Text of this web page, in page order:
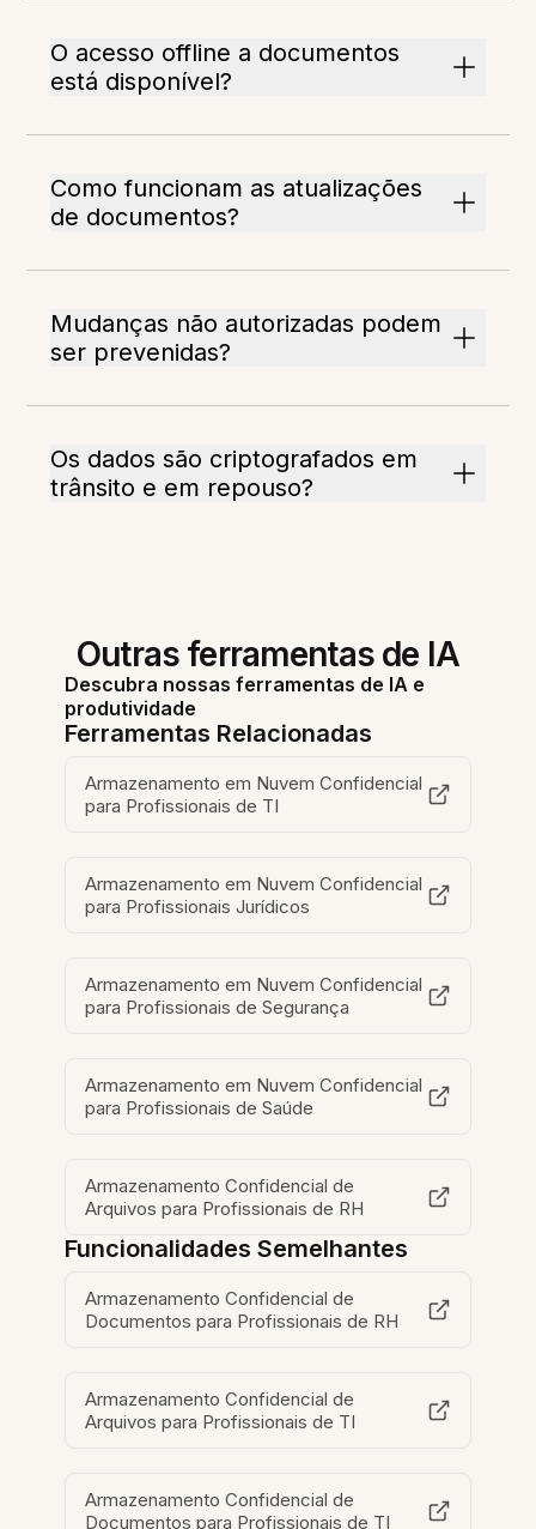
O acesso offline a documentos
está disponível?
Como funcionam as atualizações
de documentos?
Mudanças não autorizadas podem
ser prevenidas?
Os dados são criptografados em
trânsito e em repouso?
Outras ferramentas de IA
Descubra nossas ferramentas de IA e
produtividade
Ferramentas Relacionadas
Armazenamento em Nuvem Confidencial
para Profissionais de TI
Armazenamento em Nuvem Confidencial
para Profissionais Jurídicos
Armazenamento em Nuvem Confidencial
para Profissionais de Segurança
Armazenamento em Nuvem Confidencial
para Profissionais de Saúde
Armazenamento Confidencial de
Arquivos para Profissionais de RH
Funcionalidades Semelhantes
Armazenamento Confidencial de
Documentos para Profissionais de RH
Armazenamento Confidencial de
Arquivos para Profissionais de TI
Armazenamento Confidencial de
Documentos para Profissionais de TI